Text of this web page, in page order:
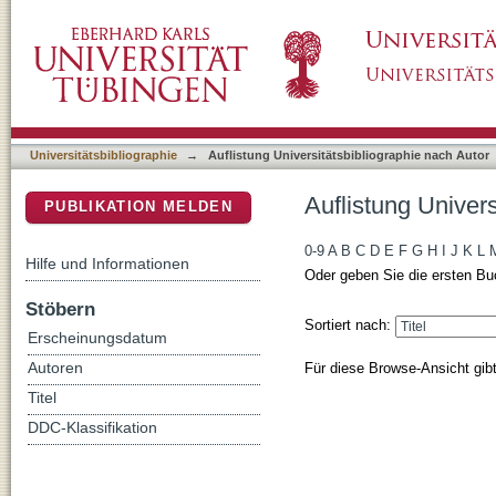
Universitätsbibliographie → Auflistung Universitätsbibliographie nach Autor
Auflistung
0-9 A B C D E F G H J K L
Oder geben Sie die ersten
Sortiert nach:
Für diese Browse-Ansicht
PUBLIKATION MELDEN
Hilfe und Informationen
Stöbern
Erscheinungsdatum
Autoren
Titel
DDC-Klassifikation